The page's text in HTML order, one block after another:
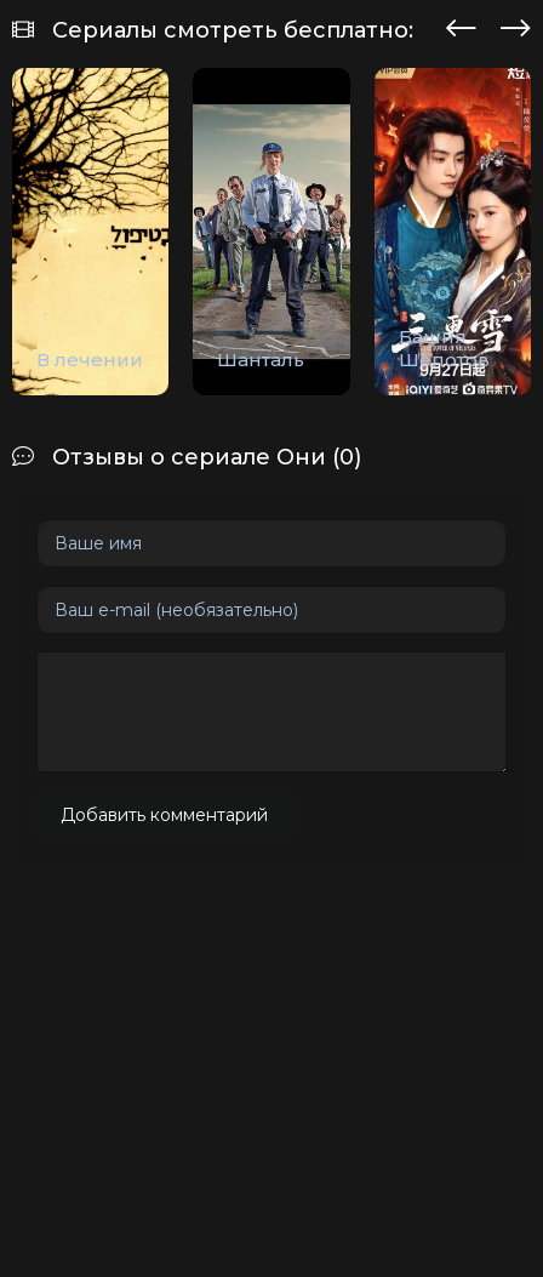
Сериалы смотреть бесплатно:
В лечении Шанталь
Башня
Шепотов
Отзывы о сериале Они (0)
Добавить комментарий